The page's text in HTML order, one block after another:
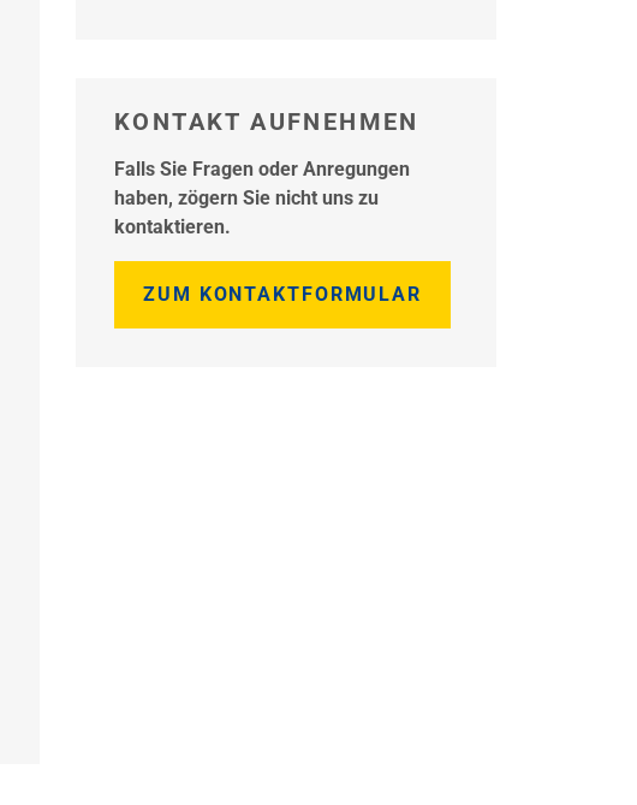
KONTAKT AUFNEHMEN
Falls Sie Fragen oder Anregungen
haben, zögern Sie nicht uns zu
kontaktieren.
ZUM KONTAKTFORMULAR